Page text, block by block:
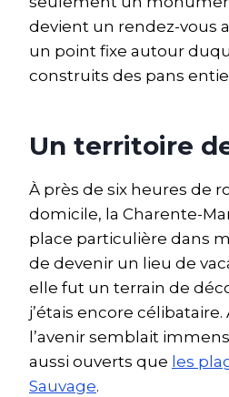
devient un rendez-vous
un point fixe autour
construits des pans
Un territoire
À près de six heures de
domicile, la Charente-
place particulière dans
de devenir un lieu de
elle fut un terrain de
j’étais encore
l’avenir semblait
aussi ouverts que les
Sauvage.